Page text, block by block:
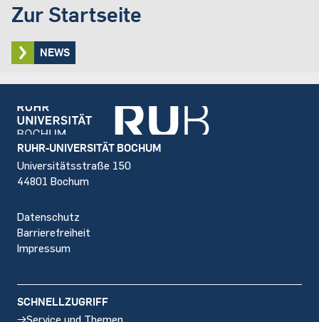
Zur Startseite
NEWS
Footer
RUHR-UNIVERSITÄT BOCHUM
Universitätsstraße 150
44801 Bochum
Datenschutz
Barrierefreiheit
Impressum
SCHNELLZUGRIFF
Service und Themen